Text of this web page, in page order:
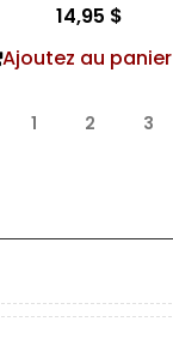
14,95 $
Ajoutez au panier
1 2 3